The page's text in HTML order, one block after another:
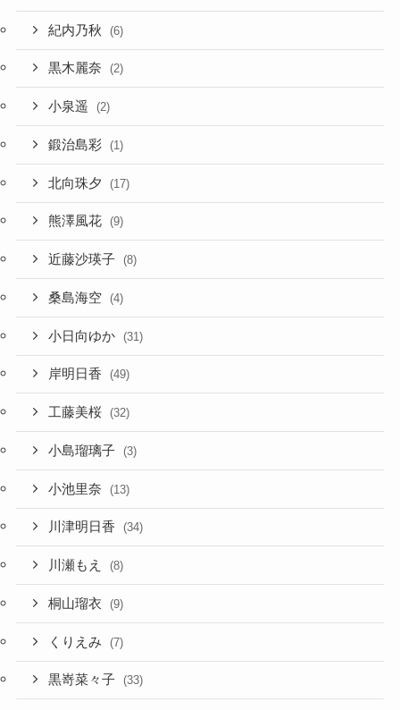
紀内乃秋 (6)
黒木麗奈 (2)
小泉遥 (2)
鍛治島彩 (1)
北向珠夕 (17)
熊澤風花 (9)
近藤沙瑛子 (8)
桑島海空 (4)
小日向ゆか (31)
岸明日香 (49)
工藤美桜 (32)
小島瑠璃子 (3)
小池里奈 (13)
川津明日香 (34)
川瀬もえ (8)
桐山瑠衣 (9)
くりえみ (7)
黒嵜菜々子 (33)